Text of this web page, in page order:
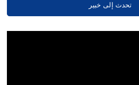
تحدث إلى خبير